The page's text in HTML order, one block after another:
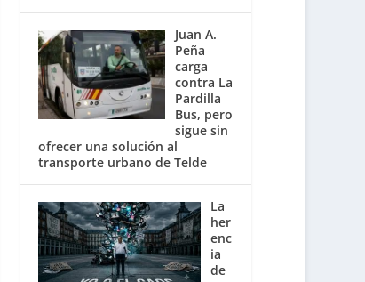
Juan A.
Peña
carga
contra La
Pardilla
Bus, pero
sigue sin
ofrecer una solución al
transporte urbano de Telde
La
her
enc
ia
de